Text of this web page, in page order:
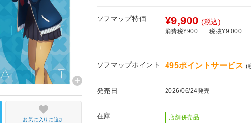
ソフマップ特価 ¥9,900 (税込)
消費税¥900 税抜¥9,000
ソフマップポイント 495ポイントサービス (
発売日 2026/06/24発売
在庫 店舗併売品
お気に入りに追加